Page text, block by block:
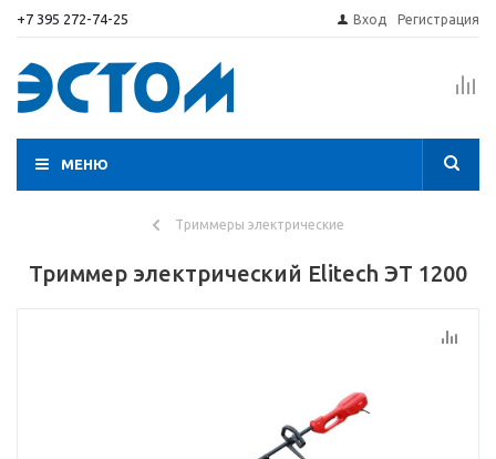
+7 395 272-74-25 Вход Регистрация
МЕНЮ
Триммеры электрические
Триммер электрический Elitech ЭТ 1200